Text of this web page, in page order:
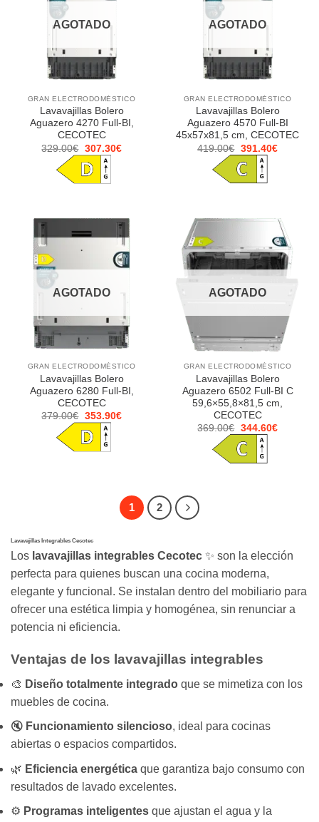
AGOTADO
GRAN ELECTRODOMÉSTICO
Lavavajillas Bolero
Aguazero 4270 Full-BI,
CECOTEC
329.00€ El
precio
original
era:
329.00€.
307.30€El
AGOTADO
GRAN ELECTRODOMÉSTICO
Lavavajillas Bolero
Aguazero 4570 Full-BI
45x57x81,5 cm, CECOTEC
419.00€ El
precio
original
era:
419.00€.
391.40€El
AGOTADO
GRAN ELECTRODOMÉSTICO
Lavavajillas Bolero
Aguazero 6280 Full-BI,
CECOTEC
379.00€ El
precio
original
era:
379.00€.
353.90€El
AGOTADO
GRAN ELECTRODOMÉSTICO
Lavavajillas Bolero
Aguazero 6502 Full-BI C
59,6×55,8×81,5 cm,
CECOTEC
369.00€ El
precio
original
era:
369.00€.
344.60€El
1 2
Lavavajillas Integrables Cecotec
Los lavavajillas integrables Cecotec ✨ son la elección
perfecta para quienes buscan una cocina moderna,
elegante y funcional. Se instalan dentro del mobiliario para
ofrecer una estética limpia y homogénea, sin renunciar a
potencia ni eficiencia.
Ventajas de los lavavajillas integrables
🎨 Diseño totalmente integrado que se mimetiza con los
muebles de cocina.
🔇 Funcionamiento silencioso, ideal para cocinas
abiertas o espacios compartidos.
🌿 Eficiencia energética que garantiza bajo consumo con
resultados de lavado excelentes.
⚙️ Programas inteligentes que ajustan el agua y la